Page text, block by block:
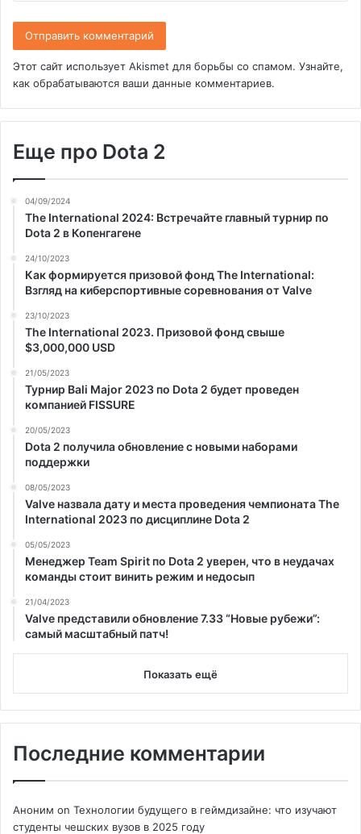
Этот сайт использует Akismet для борьбы со спамом. Узнайте,
как обрабатываются ваши данные комментариев.
Еще про Dota 2
04/09/2024
The International 2024: Встречайте главный турнир по
Dota 2 в Копенгагене
24/10/2023
Как формируется призовой фонд The International:
Взгляд на киберспортивные соревнования от Valve
23/10/2023
The International 2023. Призовой фонд свыше
$3,000,000 USD
21/05/2023
Турнир Bali Major 2023 по Dota 2 будет проведен
компанией FISSURE
20/05/2023
Dota 2 получила обновление с новыми наборами
поддержки
08/05/2023
Valve назвала дату и места проведения чемпионата The
International 2023 по дисциплине Dota 2
05/05/2023
Менеджер Team Spirit по Dota 2 уверен, что в неудачах
команды стоит винить режим и недосып
21/04/2023
Valve представили обновление 7.33 “Новые рубежи”:
самый масштабный патч!
Показать ещё
Последние комментарии
Аноним on Технологии будущего в геймдизайне: что изучают
студенты чешских вузов в 2025 году